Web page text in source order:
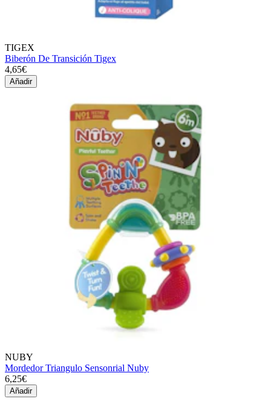
TIGEX
Biberón De Transición Tigex
4,65€
Añadir
NUBY
Mordedor Triangulo Sensonrial Nuby
6,25€
Añadir